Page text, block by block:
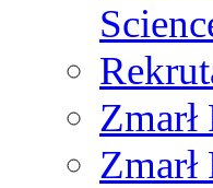
Zmarł